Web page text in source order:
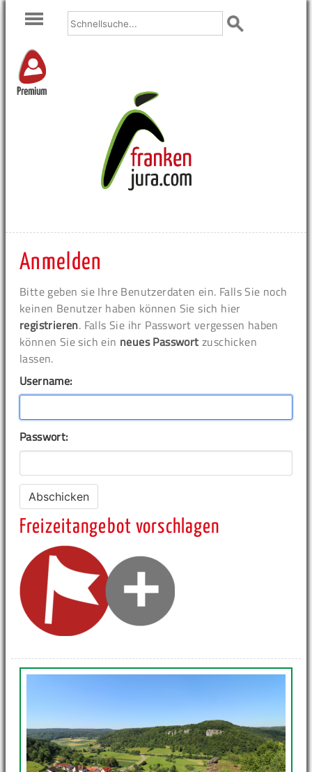
Premium
Anmelden
Bitte geben sie Ihre Benutzerdaten ein. Falls Sie noch
keinen Benutzer haben können Sie sich hier
registrieren. Falls Sie ihr Passwort vergessen haben
können Sie sich ein neues Passwort zuschicken
lassen.
Username:
Passwort:
Freizeitangebot vorschlagen